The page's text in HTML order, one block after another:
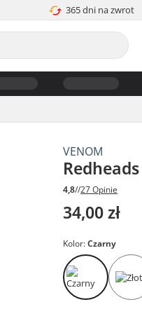
365 dni na zwrot
VENOM
4,8//27 Opinie
34,00 zł
Kolor:Czarny